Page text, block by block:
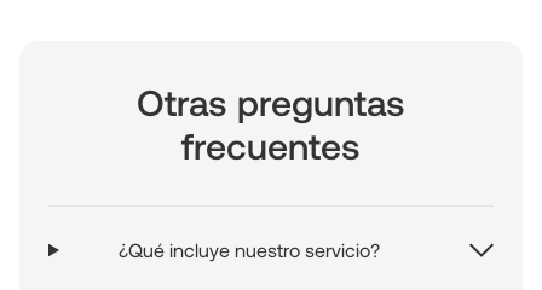
Otras preguntas
frecuentes
¿Qué incluye nuestro servicio?